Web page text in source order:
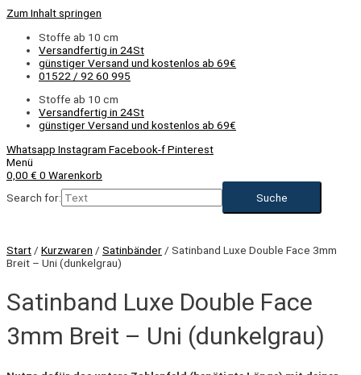
Zum Inhalt springen
Stoffe ab 10 cm
Versandfertig in 24St
günstiger Versand und kostenlos ab 69€
01522 / 92 60 995
Stoffe ab 10 cm
Versandfertig in 24St
günstiger Versand und kostenlos ab 69€
Whatsapp Instagram Facebook-fPinterest
Menü
0,00 € 0 Warenkorb
Search for:
Start / Kurzwaren / Satinbänder / Satinband Luxe Double Face 3mm
Breit – Uni (dunkelgrau)
Satinband Luxe Double Face
3mm Breit – Uni (dunkelgrau)